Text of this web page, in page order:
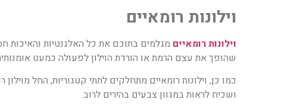
וילונות רומאיים
וילונות רומאיים מגלמים בתוכם את כל האלגנטיות והאיכות
שהופך את עצם הרמת או הורדת הוילון לפעולה כמעט
כמו כן, וילונות רומאיים מתחלקים לתתי קטגוריות, החל
ושכיח לראות במגוון צבעים בהירים לרוב.